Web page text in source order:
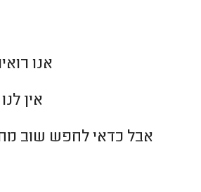
אנו
אין
אבל כדאי לחפש שוב